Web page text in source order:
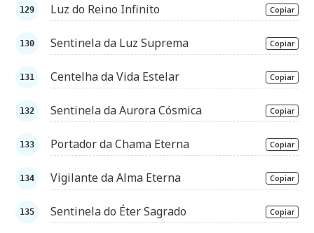
Luz do Reino Infinito Copiar
Sentinela da Luz Suprema Copiar
Centelha da Vida Estelar Copiar
Sentinela da Aurora Cósmica Copiar
Portador da Chama Eterna Copiar
Vigilante da Alma Eterna Copiar
Sentinela do Éter Sagrado Copiar